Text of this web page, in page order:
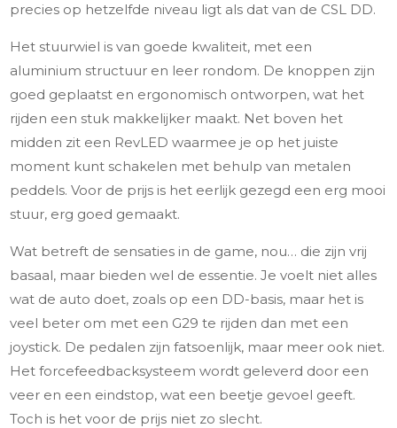
precies op hetzelfde niveau ligt als dat van de CSL DD.
Het stuurwiel is van goede kwaliteit, met een
aluminium structuur en leer rondom. De knoppen zijn
goed geplaatst en ergonomisch ontworpen, wat het
rijden een stuk makkelijker maakt. Net boven het
midden zit een RevLED waarmee je op het juiste
moment kunt schakelen met behulp van metalen
peddels. Voor de prijs is het eerlijk gezegd een erg mooi
stuur, erg goed gemaakt.
Wat betreft de sensaties in de game, nou… die zijn vrij
basaal, maar bieden wel de essentie. Je voelt niet alles
wat de auto doet, zoals op een DD-basis, maar het is
veel beter om met een G29 te rijden dan met een
joystick. De pedalen zijn fatsoenlijk, maar meer ook niet.
Het forcefeedbacksysteem wordt geleverd door een
veer en een eindstop, wat een beetje gevoel geeft.
Toch is het voor de prijs niet zo slecht.